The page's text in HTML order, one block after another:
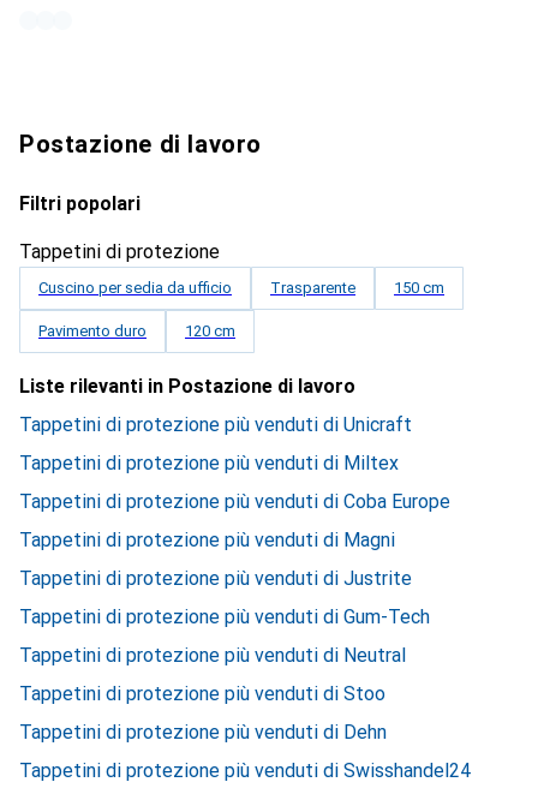
Postazione di lavoro
Filtri popolari
Tappetini di protezione
Cuscino per sedia da ufficio Trasparente 150 cm
Pavimento duro 120 cm
Liste rilevanti in Postazione di lavoro
Tappetini di protezione più venduti di Unicraft
Tappetini di protezione più venduti di Miltex
Tappetini di protezione più venduti di Coba Europe
Tappetini di protezione più venduti di Magni
Tappetini di protezione più venduti di Justrite
Tappetini di protezione più venduti di Gum-Tech
Tappetini di protezione più venduti di Neutral
Tappetini di protezione più venduti di Stoo
Tappetini di protezione più venduti di Dehn
Tappetini di protezione più venduti di Swisshandel24